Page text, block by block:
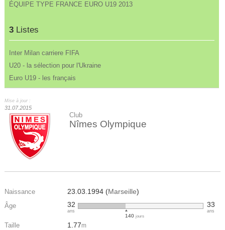
ÉQUIPE TYPE FRANCE EURO U19 2013
3 Listes
Inter Milan carriere FIFA
U20 - la sélection pour l'Ukraine
Euro U19 - les français
Mise à jour :
31.07.2015
Club
Nîmes Olympique
Naissance 23.03.1994 (Marseille)
Âge 32
ans
140 jours
33
ans
Taille 1.77m